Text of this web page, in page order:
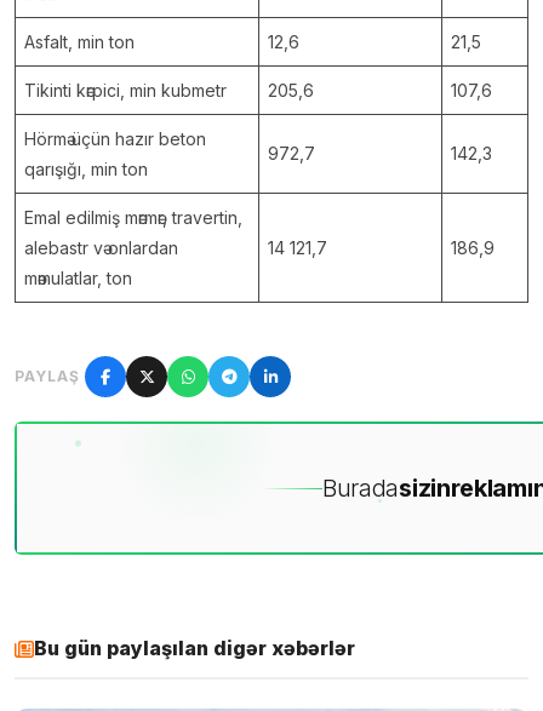
Asfalt, min ton 12,6 21,5
Tikinti kәrpici, min kubmetr 205,6 107,6
Hörmә üçün hazır beton
qarışığı, min ton
972,7 142,3
Emal edilmiş mәrmәr, travertin,
alebastr vә onlardan
mәmulatlar, ton
14 121,7 186,9
PAYLAŞ
Buradasizin
Bu gün paylaşılan digər xəbərlər